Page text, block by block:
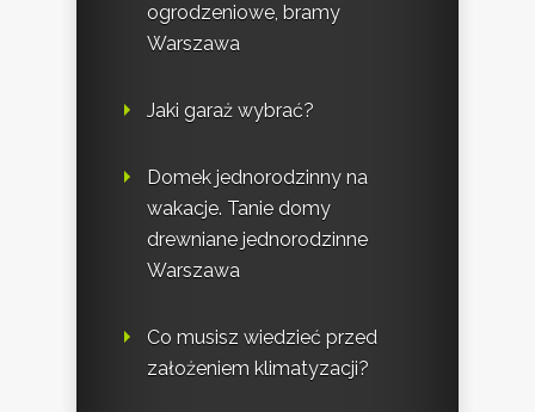
ogrodzeniowe, bramy
Warszawa
Jaki garaż wybrać?
Domek jednorodzinny na
wakacje. Tanie domy
drewniane jednorodzinne
Warszawa
Co musisz wiedzieć przed
założeniem klimatyzacji?